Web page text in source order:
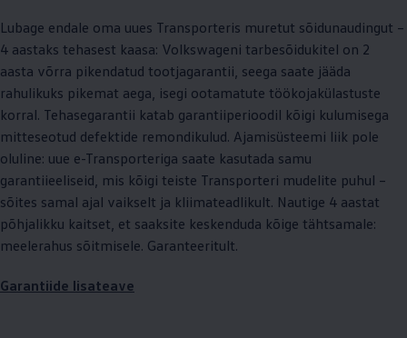
Lubage endale oma uues Transporteris muretut sõidunaudingut –
4 aastaks tehasest kaasa: Volkswageni tarbesõidukitel on 2
aasta võrra pikendatud tootjagarantii, seega saate jääda
rahulikuks pikemat aega, isegi ootamatute töökojakülastuste
korral. Tehasegarantii katab garantiiperioodil kõigi kulumisega
mitteseotud defektide remondikulud. Ajamisüsteemi liik pole
oluline: uue e-Transporteriga saate kasutada samu
garantiieeliseid, mis kõigi teiste Transporteri mudelite puhul –
sõites samal ajal vaikselt ja kliimateadlikult. Nautige 4 aastat
põhjalikku kaitset, et saaksite keskenduda kõige tähtsamale:
meelerahus sõitmisele. Garanteeritult.
Garantiide lisateave